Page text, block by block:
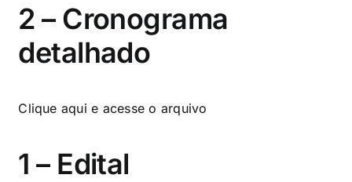
2 – Cronograma
detalhado
Clique aqui e acesse o arquivo
1 – Edital